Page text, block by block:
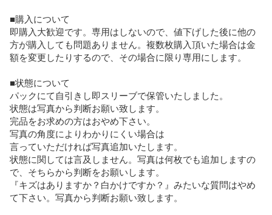
■購入について
即購入大歓迎です。専用はしないので、値下げした後に他の
方が購入しても問題ありません。複数枚購入頂いた場合は金
額を変更したりするので、その場合に限り専用にします。
■状態について
パックにて自引きし即スリーブで保管いたしました。
状態は写真から判断お願い致します。
完品をお求めの方はおやめ下さい。
写真の角度によりわかりにくい場合は
言っていただければ写真追加いたします。
状態に関しては言及しません。写真は何枚でも追加しますの
で、そちらから判断をお願いします。
『キズはありますか？白かけですか？』みたいな質問はやめ
て下さい。写真から判断お願い致します。